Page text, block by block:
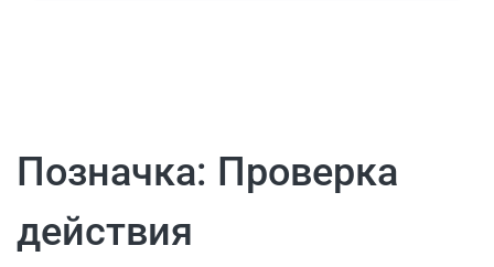
Позначка: Проверка
действия